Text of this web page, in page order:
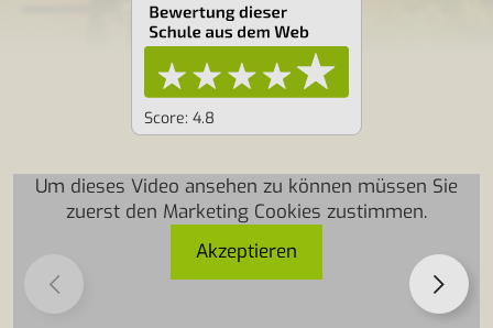
Score: 4.8
Um dieses Video ansehen zu können müssen Sie
zuerst den Marketing Cookies zustimmen.
Akzeptieren